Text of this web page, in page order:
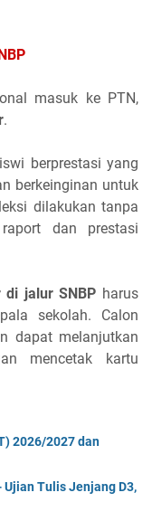
masuk ke PTN,
.
berprestasi yang
berkeinginan untuk
dilakukan tanpa
dan prestasi
di jalur SNBP harus
sekolah. Calon
dapat melanjutkan
mencetak kartu
2026/2027 dan
Ujian Tulis Jenjang D3,